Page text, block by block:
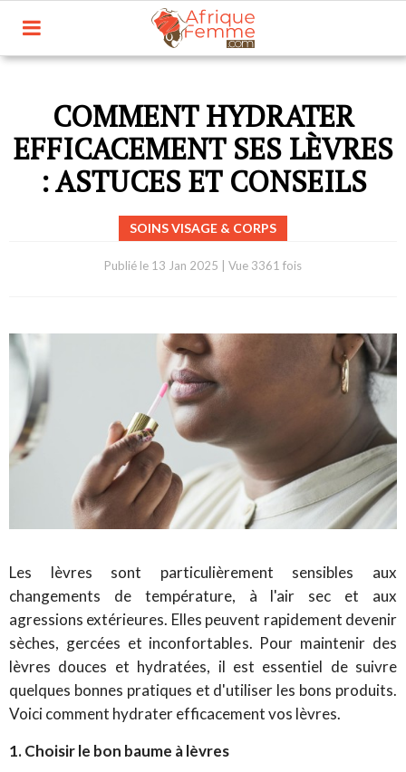
COMMENT HYDRATER
EFFICACEMENT SES LÈVRES
: ASTUCES ET CONSEILS
SOINS VISAGE & CORPS
Publié le 13 Jan 2025 Vue 3361 fois
Les lèvres sont particulièrement sensibles aux
changements de température, à l'air sec et aux
agressions extérieures. Elles peuvent rapidement devenir
sèches, gercées et inconfortables. Pour maintenir des
lèvres douces et hydratées, il est essentiel de suivre
quelques bonnes pratiques et d'utiliser les bons produits.
Voici comment hydrater efficacement vos lèvres.
1. Choisir le bon baume à lèvres